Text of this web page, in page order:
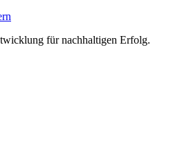
für nachhaltigen Erfolg.